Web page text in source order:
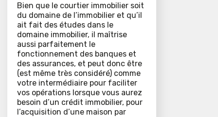
Bien que le courtier immobilier soit
du domaine de l’immobilier et qu’il
ait fait des études dans le
domaine immobilier, il maîtrise
aussi parfaitement le
fonctionnement des banques et
des assurances, et peut donc être
(est même très considéré) comme
votre intermédiaire pour faciliter
vos opérations lorsque vous aurez
besoin d’un crédit immobilier, pour
l’acquisition d’une maison par